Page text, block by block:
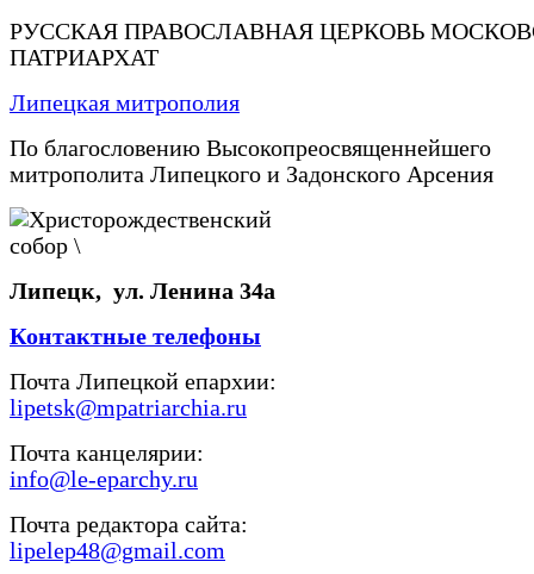
РУССКАЯ ПРАВОСЛАВНАЯ ЦЕРКОВЬ
ПАТРИАРХАТ
Липецкая митрополия
По благословению Высокопреосвященнейшего
митрополита Липецкого и Задонского Арсения
Липецк, ул. Ленина 34а
Контактные телефоны
Почта Липецкой епархии:
lipetsk@mpatriarchia.ru
Почта канцелярии:
info@le-eparchy.ru
Почта редактора сайта:
lipelep48@gmail.com